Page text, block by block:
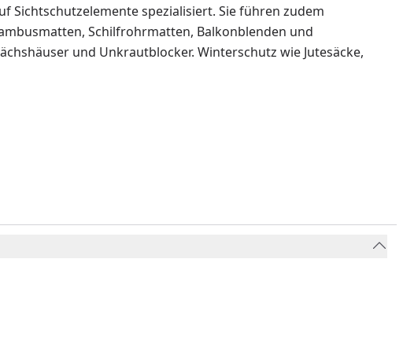
Sichtschutzelemente spezialisiert. Sie führen zudem
Schilfrohrmatten, Balkonblenden und
und Unkrautblocker. Winterschutz wie Jutesäcke,